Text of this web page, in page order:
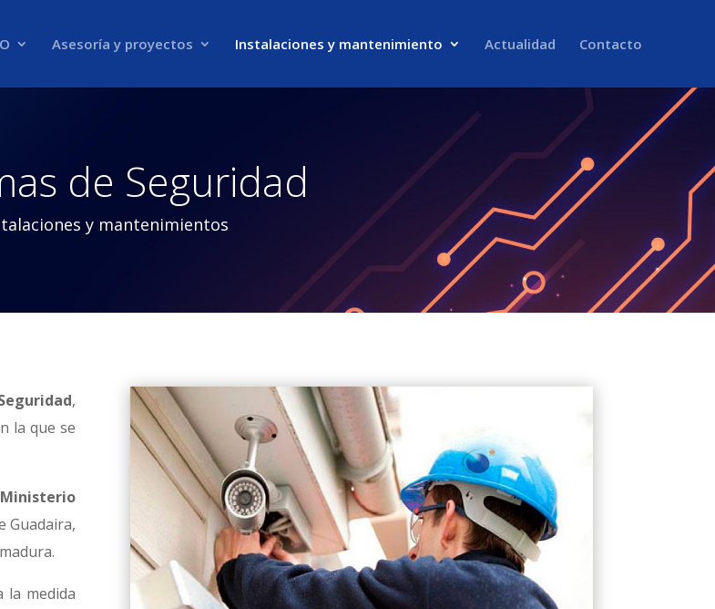
Asesoría y proyectos Instalaciones y mantenimiento Actualidad Contacto
de Seguridad
y mantenimientos
,
la que se
Ministerio
Guadaira,
la medida